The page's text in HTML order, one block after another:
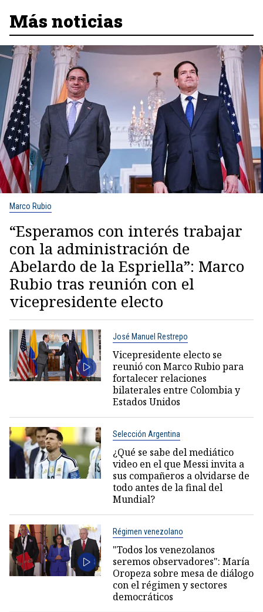
Más noticias
Marco Rubio
“Esperamos con interés trabajar
con la administración de
Abelardo de la Espriella”: Marco
Rubio tras reunión con el
vicepresidente electo
José Manuel Restrepo
Vicepresidente electo se
reunió con Marco Rubio para
fortalecer relaciones
bilaterales entre Colombia y
Estados Unidos
Selección Argentina
¿Qué se sabe del mediático
video en el que Messi invita a
sus compañeros a olvidarse de
todo antes de la final del
Mundial?
Régimen venezolano
"Todos los venezolanos
seremos observadores": María
Oropeza sobre mesa de diálogo
con el régimen y sectores
democráticos